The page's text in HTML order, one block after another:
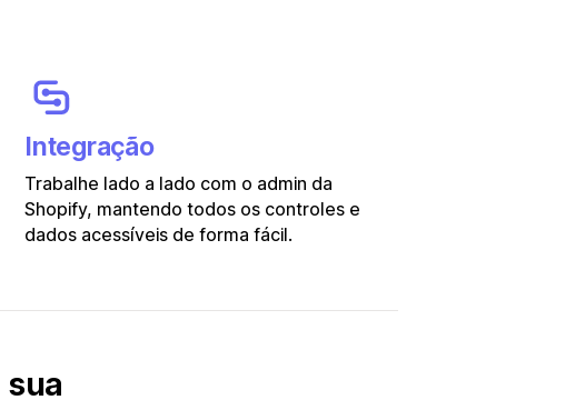
Integração
Trabalhe lado a lado com o admin da
Shopify, mantendo todos os controles e
dados acessíveis de forma fácil.